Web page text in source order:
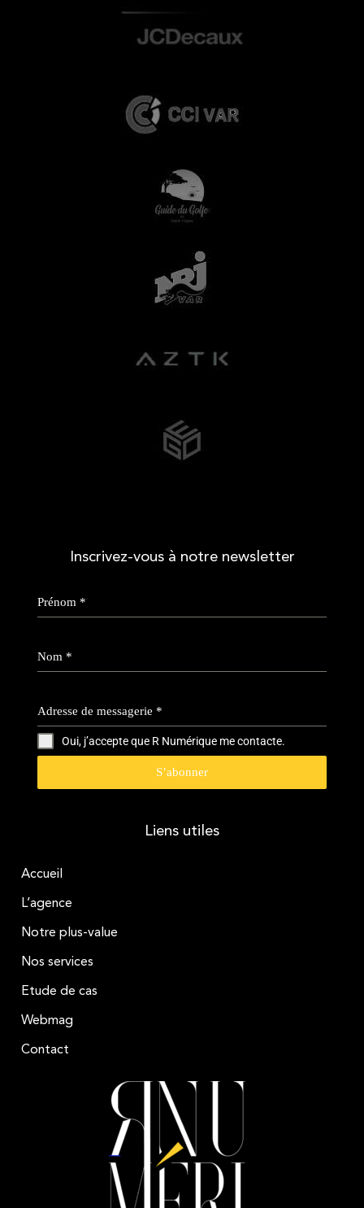
Liens utiles
Accueil
L’agence
Notre plus-value
Nos services
Etude de cas
Webmag
Contact
Inscrivez-vous à notre newsletter
Prénom *
Nom *
Adresse de messagerie *
Oui, j’accepte que R Numérique me contacte.
S’abonner